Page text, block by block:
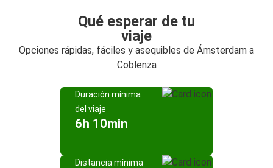
Qué esperar de tu
viaje
Opciones rápidas, fáciles y asequibles de Ámsterdam a
Coblenza
Duración mínima
del viaje
6h 10min
Distancia mínima